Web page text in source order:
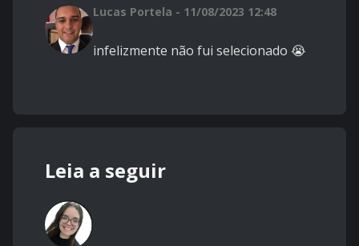
Lucas Portela - 11/08/2023 12:48
infelizmente não fui selecionado 😭
Leia a seguir